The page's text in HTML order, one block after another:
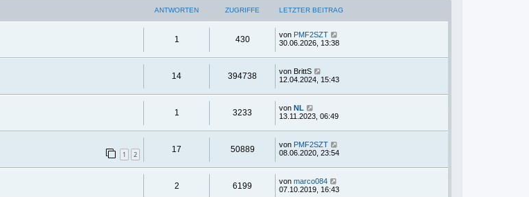
ANTWORTEN ZUGRIFFE LETZTER BEITRAG
1 430 von PMF2SZT
30.06.2026, 13:38
14 394738 von BrittS
12.04.2024, 15:43
1 3233 von NL
13.11.2023, 06:49
1 2
17 50889 von PMF2SZT
08.06.2020, 23:54
2 6199 von marco084
07.10.2019, 16:43